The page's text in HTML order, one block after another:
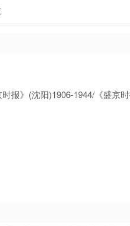
报》(沈阳)1906-1944/《盛京